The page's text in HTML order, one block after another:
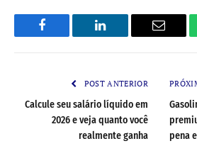
Facebook LinkedIn Email
POST ANTERIOR
Calcule seu salário líquido em
2026 e veja quanto você
realmente ganha
pena